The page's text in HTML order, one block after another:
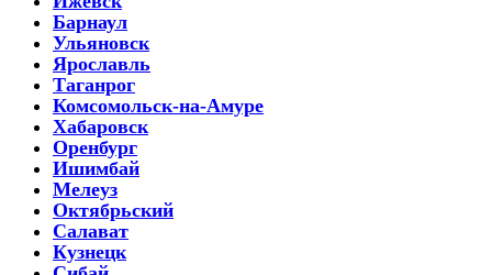
Барнаул
Ульяновск
Ярославль
Таганрог
Комсомольск-на-Амуре
Хабаровск
Оренбург
Ишимбай
Мелеуз
Октябрьский
Салават
Кузнецк